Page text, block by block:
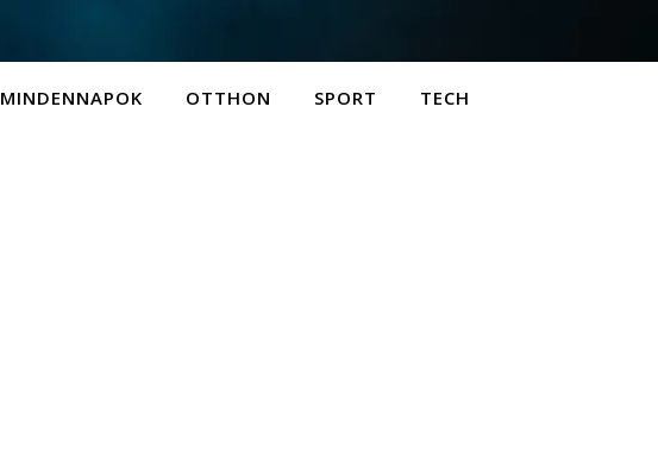
MINDENNAPOK OTTHON SPORT TECH